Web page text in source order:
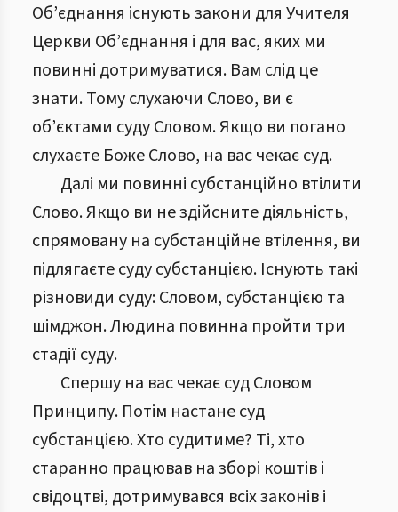
Об’єднання існують закони для Учителя
Церкви Об’єднання і для вас, яких ми
повинні дотримуватися. Вам слід це
знати. Тому слухаючи Слово, ви є
об’єктами суду Словом. Якщо ви погано
слухаєте Боже Слово, на вас чекає суд.
Далі ми повинні субстанційно втілити
Слово. Якщо ви не здійсните діяльність,
спрямовану на субстанційне втілення, ви
підлягаєте суду субстанцією. Існують такі
різновиди суду: Словом, субстанцією та
шімджон. Людина повинна пройти три
стадії суду.
Спершу на вас чекає суд Словом
Принципу. Потім настане суд
субстанцією. Хто судитиме? Ті, хто
старанно працював на зборі коштів і
свідоцтві, дотримувався всіх законів і